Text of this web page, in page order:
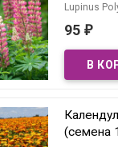
Lupinus
95 ₽
(семена